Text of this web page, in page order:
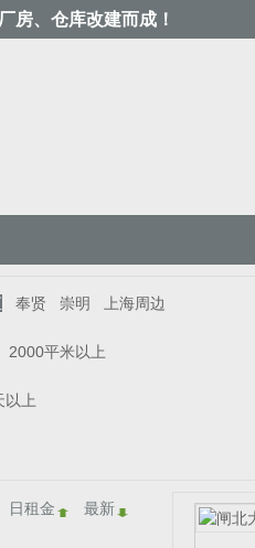
房、仓库改建而成！
奉贤 崇明 上海周边
2000平米以上
以上
日租金 最新